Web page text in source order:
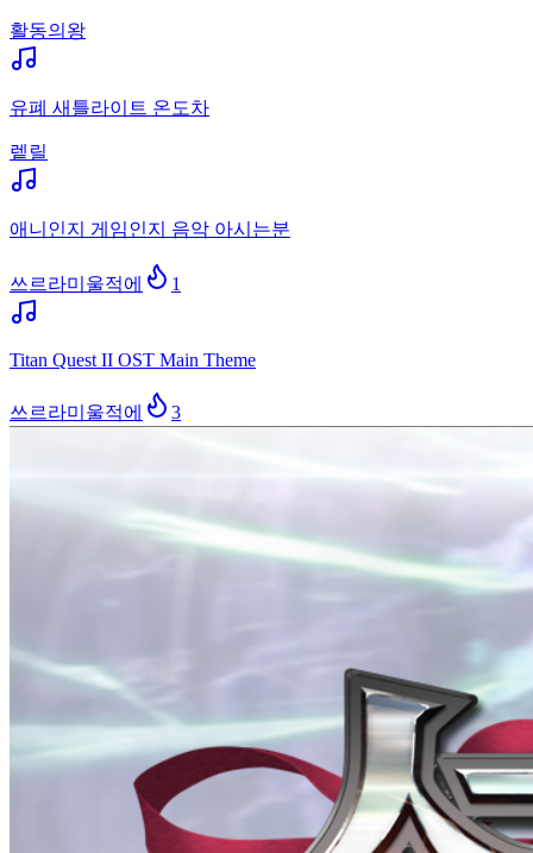
활동의왕
유폐 새틀라이트 온도차
렡릴
애니인지 게임인지 음악 아시는분
쓰르라미울적에 1
Titan Quest II OST Main Theme
쓰르라미울적에 3